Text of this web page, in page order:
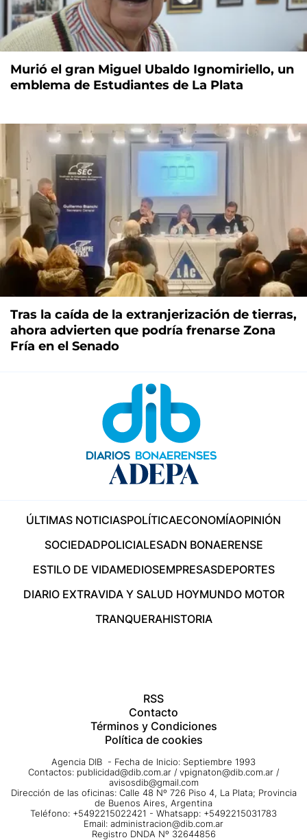
Murió el gran Miguel Ubaldo Ignomiriello, un
emblema de Estudiantes de La Plata
Tras la caída de la extranjerización de tierras,
ahora advierten que podría frenarse Zona
Fría en el Senado
ÚLTIMAS NOTICIASPOLÍTICAECONOMÍAOPINIÓN
SOCIEDADPOLICIALESADN BONAERENSE
ESTILO DE VIDAMEDIOSEMPRESASDEPORTES
DIARIO EXTRAVIDA Y SALUD HOYMUNDO MOTOR
TRANQUERAHISTORIA
RSS
Contacto
Términos y Condiciones
Política de cookies
Agencia DIB - Fecha de Inicio: Septiembre 1993
Contactos: publicidad@dib.com.ar / vpignaton@dib.com.ar /
avisosdib@gmail.com
Dirección de las oficinas: Calle 48 Nº 726 Piso 4, La Plata; Provincia
de Buenos Aires, Argentina
Teléfono: +5492215022421 - Whatsapp: +5492215031783
Email: administracion@dib.com.ar
Registro DNDA Nº 32644856